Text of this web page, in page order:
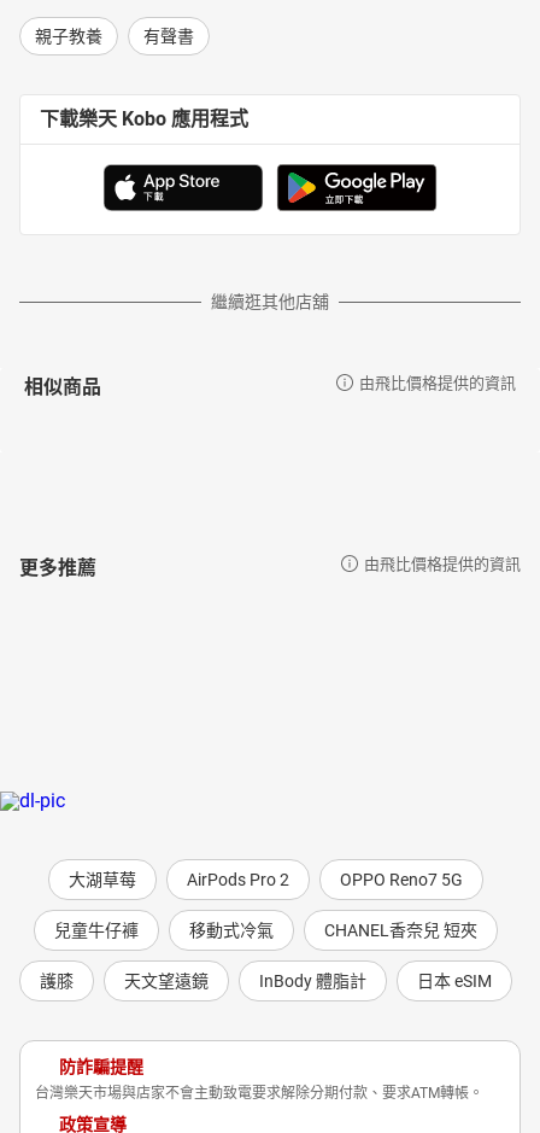
親子教養 有聲書
下載樂天 Kobo 應用程式
繼續逛其他店舖
相似商品 由飛比價格提供的資訊
更多推薦 由飛比價格提供的資訊
大湖草莓 AirPods Pro 2 OPPO Reno7 5G
兒童牛仔褲 移動式冷氣 CHANEL香奈兒 短夾
護膝 天文望遠鏡 InBody 體脂計 日本 eSIM
防詐騙提醒
台灣樂天市場與店家不會主動致電要求解除分期付款、要求ATM轉帳。
政策宣導